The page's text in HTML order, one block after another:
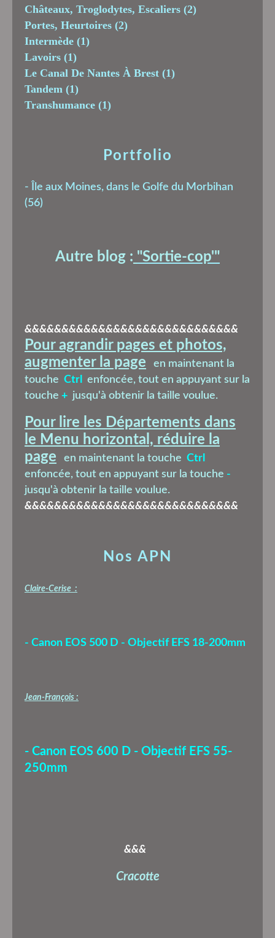
Châteaux, Troglodytes, Escaliers (2)
Portes, Heurtoires (2)
Intermède (1)
Lavoirs (1)
Le Canal De Nantes À Brest (1)
Tandem (1)
Transhumance (1)
Nos APN
Claire-Cerise :
- Canon EOS 500 D - Objectif EFS 18-200mm
Jean-François :
- Canon EOS 600 D - Objectif EFS 55-
250mm
&&&
Cracotte
Portfolio
- Île aux Moines, dans le Golfe du Morbihan
(56)
Autre blog : "Sortie-cop'"
&&&&&&&&&&&&&&&&&&&&&&&&&&&&&
Pour agrandir pages et photos,
augmenter la page
en maintenant la
touche Ctrl
enfoncée, tout en appuyant sur la
touche + jusqu'à obtenir la taille voulue.
Pour lire les Départements dans
le Menu horizontal, réduire la
page
en maintenant la touche Ctrl
enfoncée, tout en appuyant sur la touche -
jusqu'à obtenir la taille voulue.
&&&&&&&&&&&&&&&&&&&&&&&&&&&&&